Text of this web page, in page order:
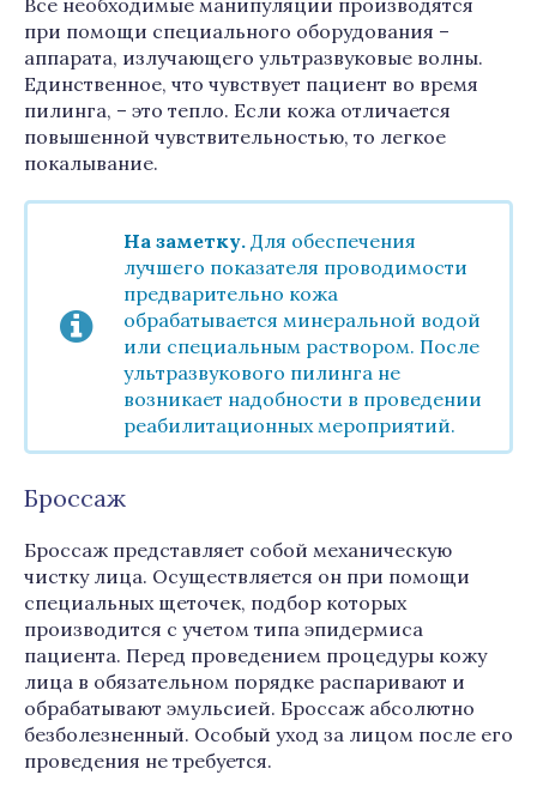
Все необходимые манипуляции производятся
при помощи специального оборудования –
аппарата, излучающего ультразвуковые волны.
Единственное, что чувствует пациент во время
пилинга, – это тепло. Если кожа отличается
повышенной чувствительностью, то легкое
покалывание.
На заметку. Для обеспечения
лучшего показателя проводимости
предварительно кожа
обрабатывается минеральной водой
или специальным раствором. После
ультразвукового пилинга не
возникает надобности в проведении
реабилитационных мероприятий.
Броссаж
Броссаж представляет собой механическую
чистку лица. Осуществляется он при помощи
специальных щеточек, подбор которых
производится с учетом типа эпидермиса
пациента. Перед проведением процедуры кожу
лица в обязательном порядке распаривают и
обрабатывают эмульсией. Броссаж абсолютно
безболезненный. Особый уход за лицом после его
проведения не требуется.